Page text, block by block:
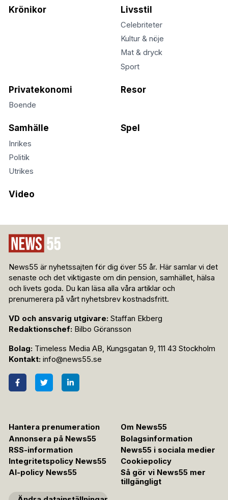
Krönikor Livsstil
Celebriteter
Kultur & nöje
Mat & dryck
Sport
Privatekonomi
Boende
Resor
Samhälle
Inrikes
Politik
Utrikes
Spel
Video
News55 är nyhetssajten för dig över 55 år. Här samlar vi det
senaste och det viktigaste om din pension, samhället, hälsa
och livets goda. Du kan läsa alla våra artiklar och
prenumerera på vårt nyhetsbrev kostnadsfritt.
VD och ansvarig utgivare: Staffan Ekberg
Redaktionschef: Bilbo Göransson
Bolag: Timeless Media AB, Kungsgatan 9, 111 43 Stockholm
Kontakt: info@news55.se
Hantera prenumeration
Om News55
Annonsera på News55
Bolagsinformation
RSS-information
News55 i sociala medier
Integritetspolicy News55
Cookiepolicy
AI-policy News55
Så gör vi News55 mer
tillgängligt